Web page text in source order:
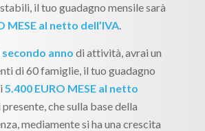
il tuo guadagno mensile sarà
MESE al netto dell’IVA.
secondo anno di attività, avrai un
di 60 famiglie, il tuo guadagno
5.400 EURO MESE al netto
che sulla base della
mediamente si ha una crescita